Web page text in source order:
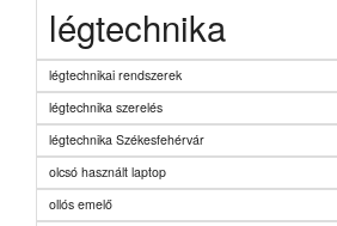
légtechnika
légtechnikai rendszerek
légtechnika szerelés
légtechnika Székesfehérvár
olcsó használt laptop
ollós emelő